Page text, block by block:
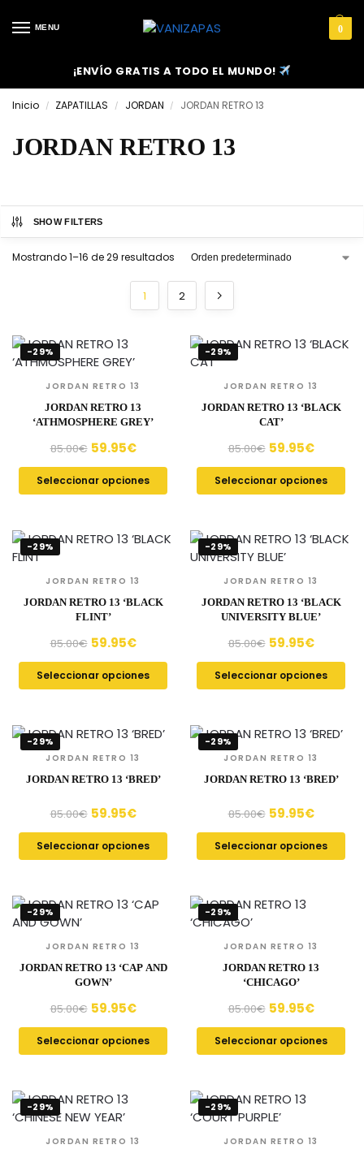
MENU 0
¡ENVÍO GRATIS A TODO EL MUNDO!
Inicio / ZAPATILLAS / JORDAN / JORDAN RETRO 13
JORDAN RETRO 13
SHOW FILTERS
Mostrando 1–16 de 29 resultados
1 2
-29%
JORDAN RETRO 13
JORDAN RETRO 13
‘ATHMOSPHERE GREY’
85.00€ 59.95€
Seleccionar opciones
-29%
JORDAN RETRO 13
JORDAN RETRO 13 ‘BLACK
CAT’
85.00€ 59.95€
Seleccionar opciones
-29%
JORDAN RETRO 13
JORDAN RETRO 13 ‘BLACK
FLINT’
85.00€ 59.95€
Seleccionar opciones
-29%
JORDAN RETRO 13
JORDAN RETRO 13 ‘BLACK
UNIVERSITY BLUE’
85.00€ 59.95€
Seleccionar opciones
-29%
JORDAN RETRO 13
JORDAN RETRO 13 ‘BRED’
85.00€ 59.95€
Seleccionar opciones
-29%
JORDAN RETRO 13
JORDAN RETRO 13 ‘BRED’
85.00€ 59.95€
Seleccionar opciones
-29%
JORDAN RETRO 13
JORDAN RETRO 13 ‘CAP AND
GOWN’
85.00€ 59.95€
Seleccionar opciones
-29%
JORDAN RETRO 13
JORDAN RETRO 13
‘CHICAGO’
85.00€ 59.95€
Seleccionar opciones
-29%
JORDAN RETRO 13
-29%
JORDAN RETRO 13